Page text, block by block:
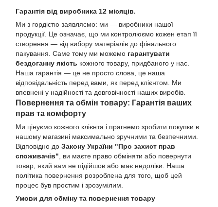
Гарантія від виробника 12 місяців.
Ми з гордістю заявляємо: ми — виробники нашої
продукції. Це означає, що ми контролюємо кожен етап її
створення — від вибору матеріалів до фінального
пакування. Саме тому ми можемо гарантувати
бездоганну якість кожного товару, придбаного у нас.
Наша гарантія — це не просто слова, це наша
відповідальність перед вами, як перед клієнтом. Ми
впевнені у надійності та довговічності наших виробів.
Повернення та обмін товару: Гарантія ваших
прав та комфорту
Ми цінуємо кожного клієнта і прагнемо зробити покупки в
нашому магазині максимально зручними та безпечними.
Відповідно до Закону України "Про захист прав
споживачів", ви маєте право обміняти або повернути
товар, який вам не підійшов або має недоліки. Наша
політика повернення розроблена для того, щоб цей
процес був простим і зрозумілим.
Умови для обміну та повернення товару